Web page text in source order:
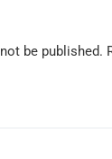
be published.